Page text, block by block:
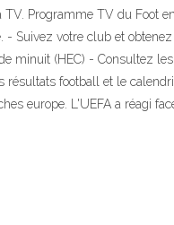
Programme TV du Foot
Suivez votre club et
minuit (HEC) - Consultez
résultats football et le
europe. L'UEFA a réagi